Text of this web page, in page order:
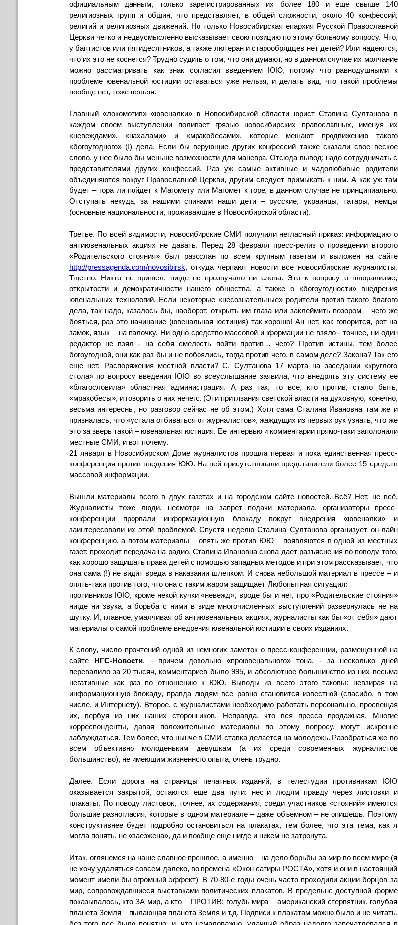
официальным данным, только зарегистрированных их более 180 и еще свыше 140
религиозных групп и общин, что представляет, в общей сложности, около 40 конфессий,
религий и религиозных движений. Но только Новосибирская епархия Русской Православной
Церкви четко и недвусмысленно высказывает свою позицию по этому больному вопросу. Что,
у баптистов или пятидесятников, а также лютеран и старообрядцев нет детей? Или надеются,
что их это не коснется? Трудно судить о том, что они думают, но в данном случае их молчание
можно рассматривать как знак согласия введением ЮЮ, потому что равнодушными к
проблеме ювенальной юстиции оставаться уже нельзя, и делать вид, что такой проблемы
вообще нет, тоже нельзя.
Главный «локомотив» «ювеналки» в Новосибирской области юрист Сталина Султанова в
каждом своем выступлении поливает грязью новосибирских православных, именуя их
«невеждами», «нахалами» и «мракобесами», которые мешают продвижению такого
«богоугодного» (!) дела. Если бы верующие других конфессий также сказали свое веское
слово, у нее было бы меньше возможности для маневра. Отсюда вывод: надо сотрудничать с
представителями других конфессий. Раз уж самые активные и чадолюбивые родители
объединяются вокруг Православной Церкви, другим следует примыкать к ним. А как уж там
будет – гора ли пойдет к Магомету или Магомет к горе, в данном случае не принципиально.
Отступать некуда, за нашими спинами наши дети – русские, украинцы, татары, немцы
(основные национальности, проживающие в Новосибирской области).
Третье. По всей видимости, новосибирские СМИ получили негласный приказ: информацию о
антиювенальных акциях не давать. Перед 28 февраля пресс-релиз о проведении второго
«Родительского стояния» был разослан по всем крупным газетам и выложен на сайте
http://pressagenda.com/novosibirsk, откуда черпают новости все новосибирские журналисты.
Тщетно. Никто не пришел, нигде не прозвучало ни слова. Это к вопросу о плюрализме,
открытости и демократичности нашего общества, а также о «богоугодности» внедрения
ювенальных технологий. Если некоторые «несознательные» родители против такого благого
дела, так надо, казалось бы, наоборот, открыть им глаза или заклеймить позором – чего же
бояться, раз это начинание (ювенальная юстиция) так хорошо! Ан нет, как говорится, рот на
замок, язык – на палочку. Ни одно средство массовой информации не взяло - точнее, ни один
редактор не взял - на себя смелость пойти против… чего? Против истины, тем более
богоугодной, они как раз бы и не побоялись, тогда против чего, в самом деле? Закона? Так его
еще нет. Распоряжения местной власти? С. Султанова 17 марта на заседании «круглого
стола» по вопросу введения ЮЮ во всеуслышание заявила, что внедрять эту систему ее
«благословила» областная администрация. А раз так, то все, кто против, стало быть,
«мракобесы», и говорить о них нечего. (Эти притязания светской власти на духовную, конечно,
весьма интересны, но разговор сейчас не об этом.) Хотя сама Сталина Ивановна там же и
призналась, что «устала отбиваться от журналистов», жаждущих из первых рук узнать, что же
это за зверь такой – ювенальная юстиция. Ее интервью и комментарии прямо-таки заполонили
местные СМИ, и вот почему.
21 января в Новосибирском Доме журналистов прошла первая и пока единственная пресс-
конференция против введения ЮЮ. На ней присутствовали представители более 15 средств
массовой информации.
Вышли материалы всего в двух газетах и на городском сайте новостей. Всё? Нет, не всё.
Журналисты тоже люди, несмотря на запрет подачи материала, организаторы пресс-
конференции прорвали информационную блокаду вокруг внедрения «ювеналки» и
заинтересовали их этой проблемой. Спустя неделю Сталина Султанова организует он-лайн
конференцию, а потом материалы – опять же против ЮЮ – появляются в одной из местных
газет, проходит передача на радио. Сталина Ивановна снова дает разъяснения по поводу того,
как хорошо защищать права детей с помощью западных методов и при этом рассказывает, что
она сама (!) не видит вреда в наказании шлепком. И снова небольшой материал в прессе – и
опять-таки против того, что она с таким жаром защищает. Любопытная ситуация:
противников ЮЮ, кроме некой кучки «невежд», вроде бы и нет, про «Родительские стояния»
нигде ни звука, а борьба с ними в виде многочисленных выступлений развернулась не на
шутку. И, главное, умалчивая об антиювенальных акциях, журналисты как бы «от себя» дают
материалы о самой проблеме внедрения ювенальной юстиции в своих изданиях.
К слову, число прочтений одной из немногих заметок о пресс-конференции, размещенной на
сайте
НГС-Новости, - причем довольно «проювенального» тона, - за несколько дней
перевалило за 20 тысяч, комментариев было 995, и абсолютное большинство из них весьма
негативные как раз по отношению к ЮЮ. Выводы из всего этого таковы: невзирая на
информационную блокаду, правда людям все равно становится известной (спасибо, в том
числе, и Интернету). Второе, с журналистами необходимо работать персонально, просвещая
их, вербуя из них наших сторонников. Неправда, что вся пресса продажная. Многие
корреспонденты, давая положительные материалы по этому вопросу, могут искренне
заблуждаться. Тем более, что нынче в СМИ ставка делается на молодежь. Разобраться же во
всем объективно молоденьким девушкам (а их среди современных журналистов
большинство), не имеющим жизненного опыта, очень трудно.
Далее. Если дорога на страницы печатных изданий, в телестудии противникам ЮЮ
оказывается закрытой, остаются еще два пути: нести людям правду через листовки и
плакаты. По поводу листовок, точнее, их содержания, среди участников «стояний» имеются
большие разногласия, которые в одном материале – даже объемном – не опишешь. Поэтому
конструктивнее будет подробно остановиться на плакатах, тем более, что эта тема, как я
могла понять, не «заезжена», да и вообще еще нигде и никем не затронута.
Итак, оглянемся на наше славное прошлое, а именно – на дело борьбы за мир во всем мире (я
не хочу удаляться совсем далеко, во времена «Окон сатиры РОСТА», хотя и они в настоящий
момент имели бы огромный эффект). В 70-80-е годы очень часто проходили акции борцов за
мир, сопровождавшиеся выставками политических плакатов. В предельно доступной форме
показывалось, кто ЗА мир, а кто – ПРОТИВ: голубь мира – американский стервятник, голубая
планета Земля – пылающая планета Земля и т.д. Подписи к плакатам можно было и не читать,